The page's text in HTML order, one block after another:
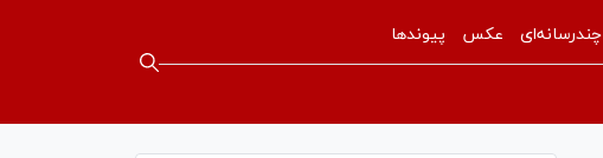
چندرسانه‌ای عکس پیوندها